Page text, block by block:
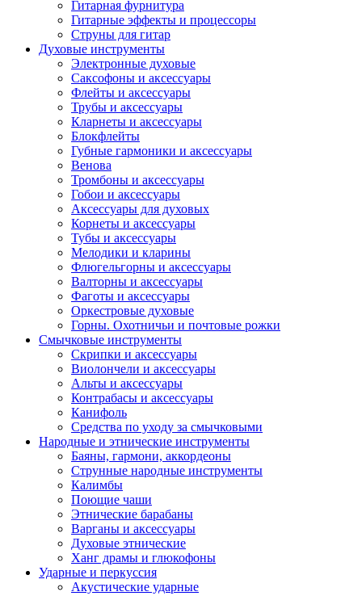
Гитарная фурнитура
Гитарные эффекты и процессоры
Струны для гитар
Духовые инструменты
Электронные духовые
Саксофоны и аксессуары
Флейты и аксессуары
Трубы и аксессуары
Кларнеты и аксессуары
Блокфлейты
Губные гармоники и аксессуары
Венова
Тромбоны и аксессуары
Гобои и аксессуары
Аксессуары для духовых
Корнеты и аксессуары
Тубы и аксессуары
Мелодики и кларины
Флюгельгорны и аксессуары
Валторны и аксессуары
Фаготы и аксессуары
Оркестровые духовые
Горны. Охотничьи и почтовые рожки
Смычковые инструменты
Скрипки и аксессуары
Виолончели и аксессуары
Альты и аксессуары
Контрабасы и аксессуары
Канифоль
Средства по уходу за смычковыми
Народные и этнические инструменты
Баяны, гармони, аккордеоны
Струнные народные инструменты
Калимбы
Поющие чаши
Этнические барабаны
Варганы и аксессуары
Духовые этнические
Ханг драмы и глюкофоны
Ударные и перкуссия
Акустические ударные